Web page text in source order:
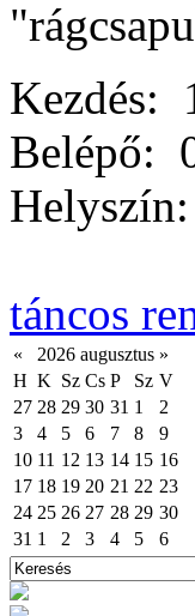
Kezdés:
Belépő:
Helyszín:
táncos
« 2026 augusztus »
H K Sz Cs P Sz V
27 28 29 30 31 1
2
3
4 5 6 7 8
9
10 11 12 13 14 15 16
17 18 19 20 21 22 23
24 25 26 27 28 29 30
31 1 2 3 4 5 6